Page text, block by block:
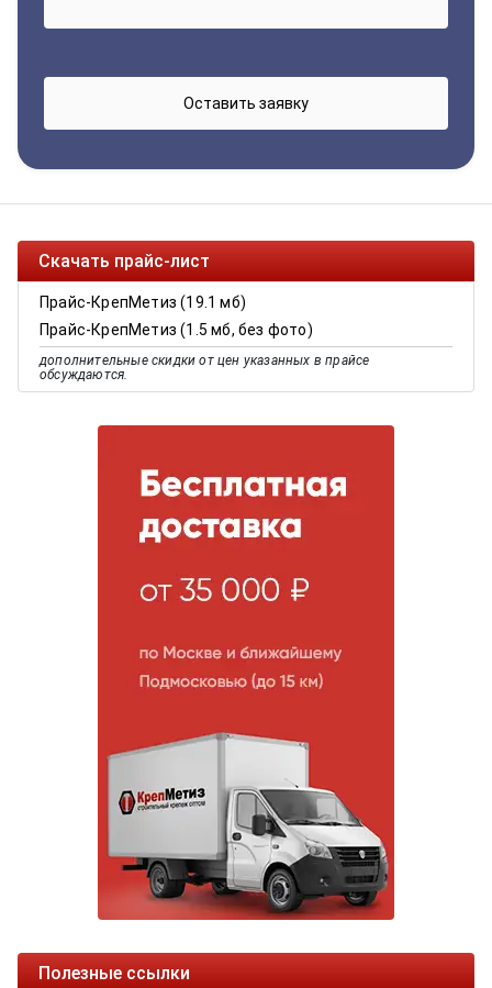
Скачать прайс-лист
Прайс-КрепМетиз (19.1 мб)
Прайс-КрепМетиз (1.5 мб, без фото)
дополнительные скидки от цен указанных в прайсе
обсуждаются.
Полезные ссылки